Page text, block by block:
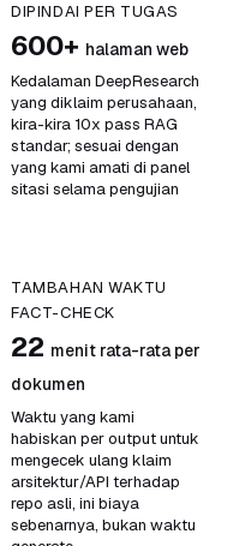
DIPINDAI PER TUGAS
600+ halaman web
Kedalaman DeepResearch
yang diklaim perusahaan,
kira-kira 10x pass RAG
standar; sesuai dengan
yang kami amati di panel
sitasi selama pengujian
TAMBAHAN WAKTU
FACT-CHECK
22 menit rata-rata per
dokumen
Waktu yang kami
habiskan per output untuk
mengecek ulang klaim
arsitektur/API terhadap
repo asli, ini biaya
sebenarnya, bukan waktu